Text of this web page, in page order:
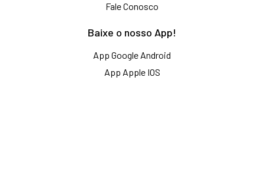
Fale Conosco
Baixe o nosso App!
App Google Android
App Apple IOS